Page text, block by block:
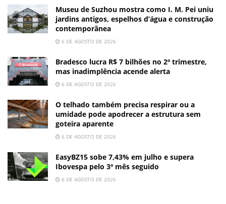
Museu de Suzhou mostra como I. M. Pei uniu
jardins antigos, espelhos d’água e construção
contemporânea
6 DE AGOSTO DE 2026
Bradesco lucra R$ 7 bilhões no 2º trimestre,
mas inadimplência acende alerta
6 DE AGOSTO DE 2026
O telhado também precisa respirar ou a
umidade pode apodrecer a estrutura sem
goteira aparente
6 DE AGOSTO DE 2026
EasyBZ15 sobe 7,43% em julho e supera
Ibovespa pelo 3º mês seguido
6 DE AGOSTO DE 2026